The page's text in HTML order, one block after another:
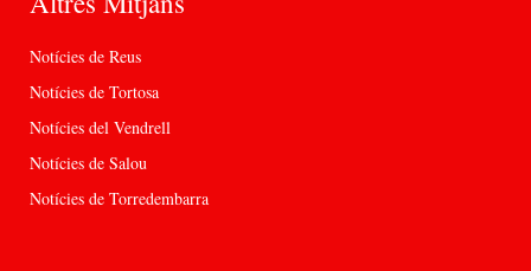
Notícies de Reus
Notícies de Tortosa
Notícies del Vendrell
Notícies de Salou
Notícies de Torredembarra